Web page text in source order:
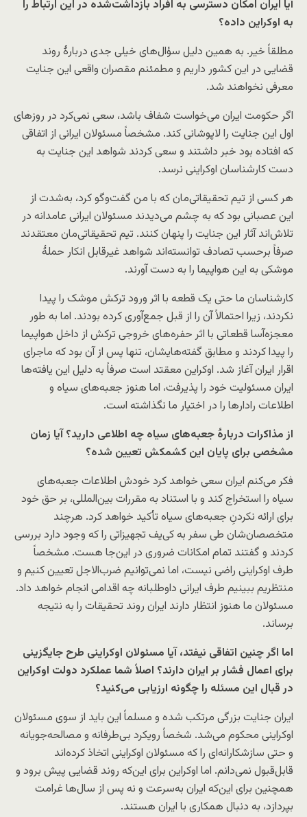
آیا ایران امکان دسترسی به افراد بازداشت‌شده در این ارتباط را
به اوکراین داده؟
مطلقاً خیر. به همین دلیل سؤال‌های خیلی جدی دربارهٔ روند
قضایی در این کشور داریم و مطمئنم مقصران واقعی این جنایت
معرفی نخواهند شد.
اگر حکومت ایران می‌خواست شفاف باشد، سعی نمی‌کرد در روزهای
اول این جنایت را لاپوشانی کند. مشخصاً مسئولان ایرانی از اتفاقی
که افتاده بود خبر داشتند و سعی کردند شواهد این جنایت به
دست کارشناسان اوکراینی نرسد.
هر کسی از تیم تحقیقاتی‌مان که با من گفت‌وگو کرد، به‌شدت از
این‌ عصبانی بود که به چشم می‌دیدند مسئولان ایرانی عامدانه در
تلاش‌اند آثار این جنایت را پنهان کنند. تیم تحقیقاتی‌مان معتقدند
صرفاً برحسب تصادف توانسته‌اند شواهد غیرقابل انکار حملهٔ
موشکی به این هواپیما را به دست آورند.
کارشناسان ‌ما حتی یک قطعه‌ با اثر ورود ترکش موشک را پیدا
نکردند، زیرا احتمالاً آن را از قبل جمع‌آوری کرده‌ بودند. اما به طور
معجزه‌‌آسا قطعاتی با اثر حفره‌های خروجی ترکش از داخل هواپیما
را پیدا کردند و مطابق گفته‌هایشان، تنها پس از آن بود که ماجرای
اقرار ایران آغاز شد. اوکراین معقتد است صرفاً به دلیل این یافته‌ها
ایران مسئولیت خود را پذیرفت، اما هنوز جعبه‌های سیاه و
اطلاعات رادارها را در اختیار ما نگذاشته است.
از مذاکرات دربارهٔ جعبه‌های سیاه چه اطلاعی دارید؟ آیا ‌زمان
مشخصی برای پایان این کشمکش تعیین شده؟
فکر می‌کنم ایران سعی خواهد کرد خودش اطلاعات جعبه‌های
سیاه را استخراج کند و با استناد به مقررات بین‌المللی، بر حق خود
برای ‌ارائه نکردنِ جعبه‌های سیاه تأکید خواهد کرد. هرچند
متخصصان‌شان طی سفر به کی‌یف تجهیزاتی را که وجود دارد بررسی
کردند و گفتند تمام امکانات ضروری در این‌جا هست. مشخصاً
طرف اوکراینی راضی نیست، اما نمی‌توانیم ضرب‌الاجل تعیین کنیم و
منتظریم ببینیم طرف ایرانی داوطلبانه چه اقدامی انجام خواهد داد.
مسئولان ما هنوز انتظار دارند ایران روند تحقیقات را به نتیجه
برساند.
اما اگر چنین اتفاقی نیفتد، آیا مسئولان اوکراینی طرح جایگزینی
برای اعمال فشار بر ایران دارند؟ اصلاً شما عملکرد دولت اوکراین
در قبال این مسئله را چگونه ارزیابی می‌کنید؟
ایران جنایت بزرگی مرتکب شده و مسلماً این باید از سوی مسئولان
اوکراینی محکوم می‌شد. شخصاً رویکرد بی‌طرفانه و مصالحه‌جویانه
و حتی سازشکارانه‌ای را که مسئولان اوکراینی اتخاذ کرده‌اند
قابل‌قبول نمی‌دانم. اما اوکراین برای این‌که روند قضایی پیش برود و
همچنین برای این‌که ایران به‌سرعت و نه پس از سال‌ها غرامت
بپردازد، به دنبال همکاری با ایران هستند.